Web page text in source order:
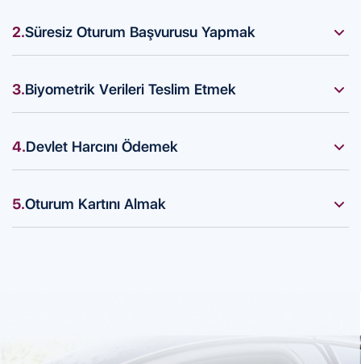
2.Süresiz Oturum Başvurusu Yapmak
desteğiyle yerel Göçmenlik ve Vatandaşlık Ofisi'ne başvuru
yapın.
3.Biyometrik Verileri Teslim Etmek
parmak izi verileri teslim edilir.
4.Devlet Harcını Ödemek
5.Oturum Kartını Almak